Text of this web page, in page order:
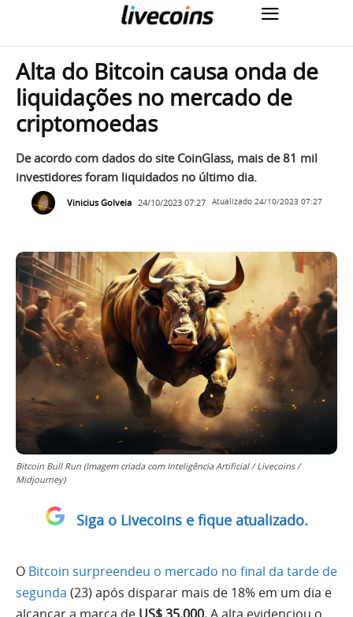
Alta do Bitcoin causa onda de
liquidações no mercado de
criptomoedas
De acordo com dados do site CoinGlass, mais de 81 mil
investidores foram liquidados no último dia.
Vinicius Golveia 24/10/2023 07:27 Atualizado 24/10/2023 07:27
Bitcoin Bull Run (Imagem criada com Inteligência Artificial / Livecoins /
Midjourney)
Siga o Livecoins e fique atualizado.
O Bitcoin surpreendeu o mercado no final da tarde de
segunda (23) após disparar mais de 18% em um dia e